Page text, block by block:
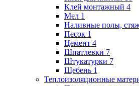
Клей монтажный 4
Мел 1
Наливные полы,
Песок 1
Цемент 4
Шпатлевки 7
Штукатурки 7
Щебень 1
Теплоизоляционные